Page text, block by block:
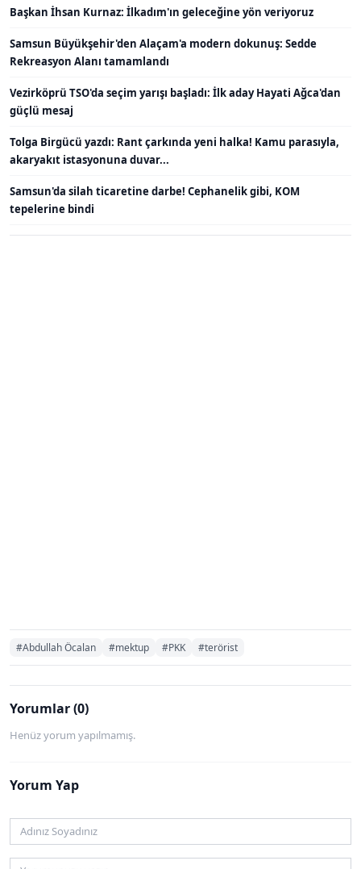
Başkan İhsan Kurnaz: İlkadım'ın geleceğine yön veriyoruz
Samsun Büyükşehir'den Alaçam'a modern dokunuş: Sedde
Rekreasyon Alanı tamamlandı
Vezirköprü TSO'da seçim yarışı başladı: İlk aday Hayati Ağca'dan
güçlü mesaj
Tolga Birgücü yazdı: Rant çarkında yeni halka! Kamu parasıyla,
akaryakıt istasyonuna duvar...
Samsun'da silah ticaretine darbe! Cephanelik gibi, KOM
tepelerine bindi
#Abdullah Öcalan #mektup #PKK #terörist
Yorumlar (0)
Henüz yorum yapılmamış.
Yorum Yap